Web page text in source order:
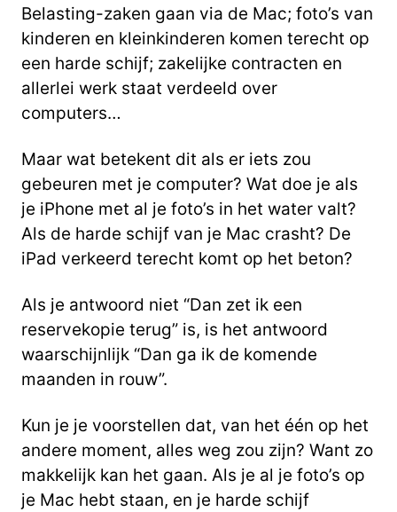
Belasting-zaken gaan via de Mac; foto’s van
kinderen en kleinkinderen komen terecht op
een harde schijf; zakelijke contracten en
allerlei werk staat verdeeld over
computers…
Maar wat betekent dit als er iets zou
gebeuren met je computer? Wat doe je als
je iPhone met al je foto’s in het water valt?
Als de harde schijf van je Mac crasht? De
iPad verkeerd terecht komt op het beton?
Als je antwoord niet “Dan zet ik een
reservekopie terug” is, is het antwoord
waarschijnlijk “Dan ga ik de komende
maanden in rouw”.
Kun je je voorstellen dat, van het één op het
andere moment, alles weg zou zijn? Want zo
makkelijk kan het gaan. Als je al je foto’s op
je Mac hebt staan, en je harde schijf